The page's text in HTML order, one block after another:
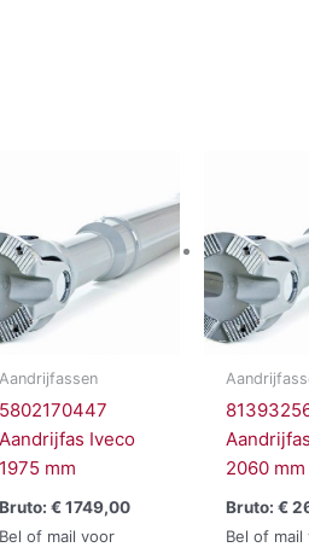
Aandrijfassen
5802170447
Aandrijfas Iveco
1975 mm
Bruto: €1749,00
Bel of mail voor
2060 mm
Bruto: €
Bel of mail